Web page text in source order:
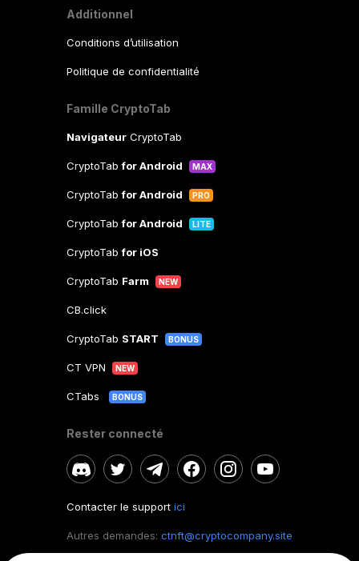
Additionnel
Conditions d’utilisation
Politique de confidentialité
Famille CryptoTab
Navigateur CryptoTab
CryptoTabfor Android MAX
CryptoTabfor Android PRO
CryptoTabfor Android LITE
CryptoTabfor iOS
CryptoTab Farm NEW
CB.click
CryptoTab START BONUS
CT VPN NEW
CTabs BONUS
Rester connecté
Contacter le support ici
Autres demandes: ctnft@cryptocompany.site